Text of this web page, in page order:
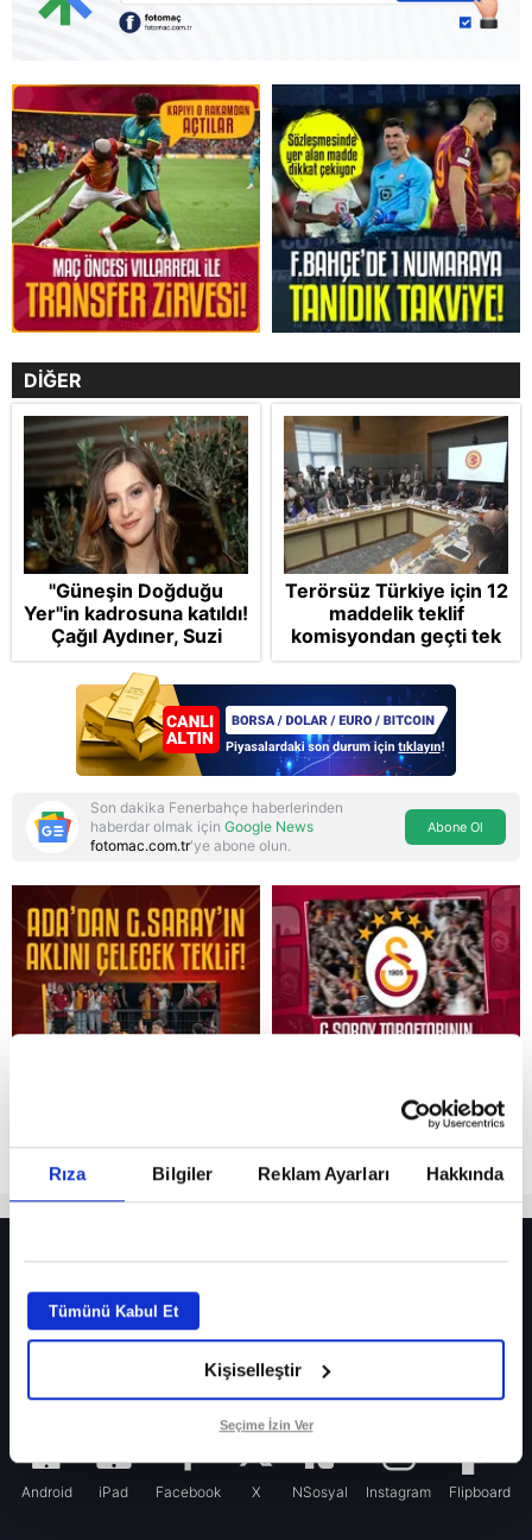
Rıza Bilgiler Reklam Ayarları Hakkında
Tümünü Kabul Et
Kişiselleştir
Seçime İzin Ver
Reddet
DİĞER
"Güneşin Doğduğu
Yer"in kadrosuna katıldı!
Çağıl Aydıner, Suzi
karakteriyle geliyor
Terörsüz Türkiye için 12
maddelik teklif
komisyondan geçti tek
madde değişti!
Soruşturma ve cezalar
hangi şartlarda
ertelenecek?
Son dakika Fenerbahçe haberlerinden
haberdar olmak için Google News
fotomac.com.tr'ye abone olun.
Abone Ol
Fenerbahçe’de sürpriz ayrılık ihtimali! Devre arasında gelmişti
Fenerbahçe’nin yeni transferi Mason Greenwood için olay sözler!
Galatasaray’da rota yeniden Thiago Almada!
Android iPad Facebook X NSosyal Instagram Flipboard